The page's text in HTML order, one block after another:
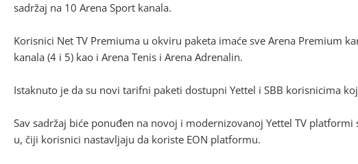
sadržaj na 10 Arena Sport kanala.
Korisnici Net TV Premiuma u okviru paketa imaće sve Arena Premium
kanala (4 i 5) kao i Arena Tenis i Arena Adrenalin.
Istaknuto je da su novi tarifni paketi dostupni Yettel i SBB korisnicima
Sav sadržaj biće ponuđen na novoj i modernizovanoj Yettel TV
u, čiji korisnici nastavljaju da koriste EON platformu.